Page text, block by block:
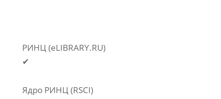
РИНЦ (eLIBRARY.RU)
✔
Ядро РИНЦ (RSCI)